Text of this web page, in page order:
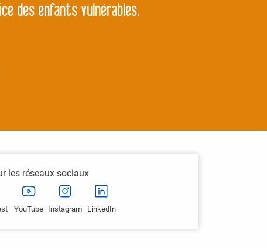
des enfants vulnérables.
les réseaux sociaux
YouTube Instagram LinkedIn